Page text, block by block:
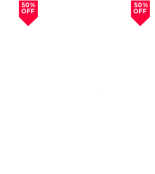
50%
OFF
50%
OFF